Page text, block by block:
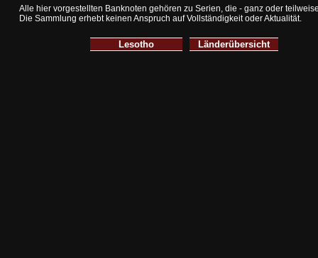
Alle hier vorgestellten Banknoten gehören zu Serien, die - ganz oder
Die Sammlung erhebt keinen Anspruch auf Vollständigkeit oder Aktualität.
Lesotho Länderübersicht